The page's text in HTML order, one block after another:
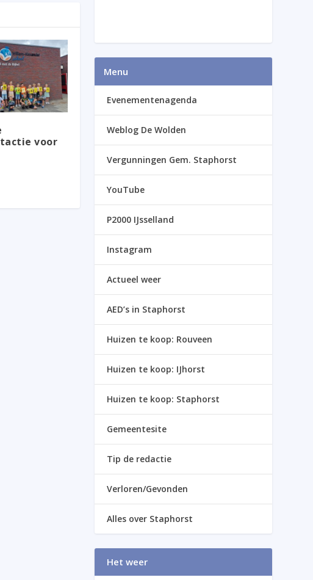
voor
Menu
Evenementenagenda
Weblog De Wolden
Vergunningen Gem. Staphorst
YouTube
P2000 IJsselland
Instagram
Actueel weer
AED’s in Staphorst
Huizen te koop: Rouveen
Huizen te koop: IJhorst
Huizen te koop: Staphorst
Gemeentesite
Tip de redactie
Verloren/Gevonden
Alles over Staphorst
Het weer